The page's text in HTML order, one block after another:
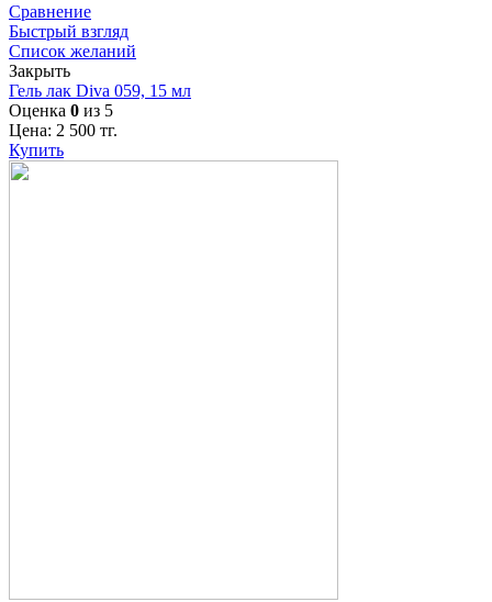
Сравнение
Быстрый взгляд
Список желаний
Закрыть
Гель лак Diva 059, 15 мл
Оценка 0 из 5
Цена: 2 500 тг.
Купить